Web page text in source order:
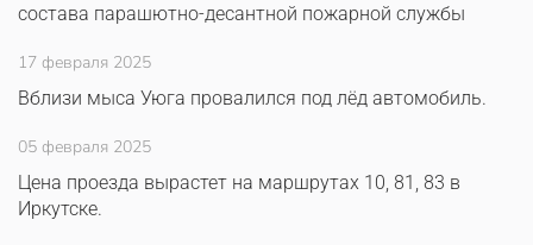
состава парашютно-десантной пожарной службы
17 февраля 2025
Вблизи мыса Уюга провалился под лёд автомобиль.
05 февраля 2025
Цена проезда вырастет на маршрутах 10, 81, 83 в
Иркутске.